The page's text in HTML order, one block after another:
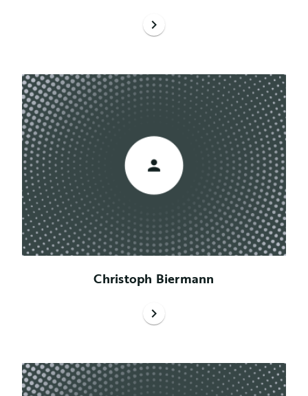
chevron_right
Christoph Biermann
chevron_right